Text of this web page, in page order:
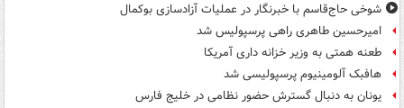
شوخی حاج‌قاسم با خبرنگار در عملیات آزادسازی بوکمال
امیرحسین طاهری راهی پرسپولیس شد
طعنه همتی به وزیر خزانه داری آمریکا
هافبک آلومینیوم پرسپولیسی شد
یونان به دنبال گسترش حضور نظامی در خلیج فارس